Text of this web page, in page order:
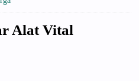
Alat Vital